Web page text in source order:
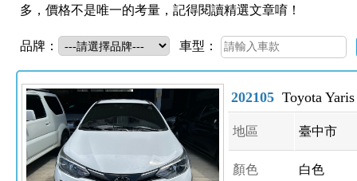
多，價格不是唯一的考量，記得閱讀精選文章唷！
品牌： 車型：
202105 Toyota
地區 臺中市
顏色 白色